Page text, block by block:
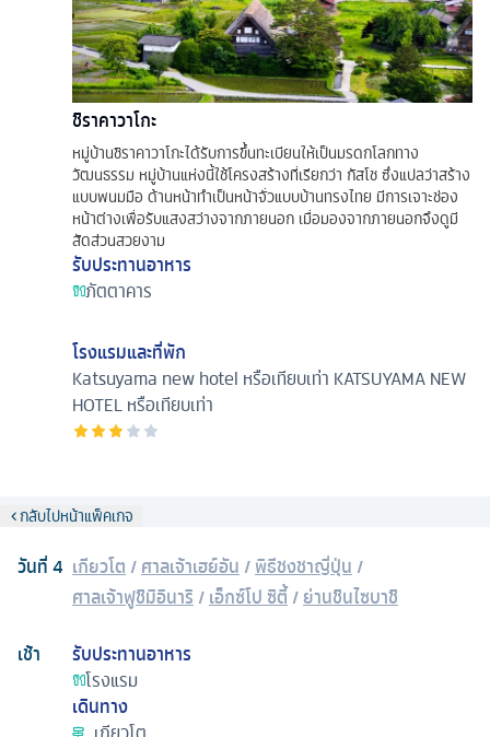
ชิราคาวาโกะ
หมู่บ้านชิราคาวาโกะได้รับการขึ้นทะเบียนให้เป็นมรดกโลกทาง
วัฒนธรรม หมู่บ้านแห่งนี้ใช้โครงสร้างที่เรียกว่า กัสโช ซึ่งแปลว่าสร้าง
แบบพนมมือ ด้านหน้าทำเป็นหน้าจั่วแบบบ้านทรงไทย มีการเจาะช่อง
หน้าต่างเพื่อรับแสงสว่างจากภายนอก เมื่อมองจากภายนอกจึงดูมี
สัดส่วนสวยงาม
รับประทานอาหาร
ภัตตาคาร
โรงแรมและที่พัก
Katsuyama new hotel หรือเทียบเท่า KATSUYAMA NEW
HOTEL หรือเทียบเท่า
กลับไปหน้าแพ็คเกจ
วันที่4 เกียวโต /ศาลเจ้าเฮย์อัน /พิธีชงชาญี่ปุ่น /
ศาลเจ้าฟูชิมิอินาริ /เอ็กซ์โป ซิตี้/ย่านชินไซบาชิ
เช้า
รับประทานอาหาร
โรงแรม
เดินทาง